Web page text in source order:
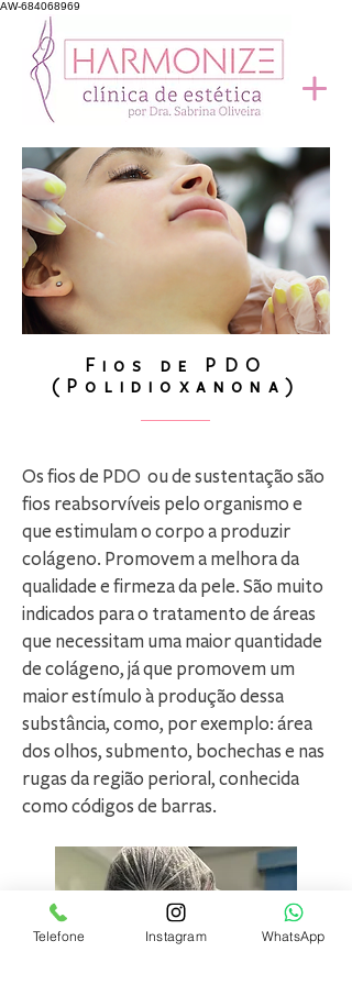
AW-684068969
Fios de PDO
(Polidioxanona)
Os fios de PDO ou de sustentação são
fios reabsorvíveis pelo organismo e
que estimulam o corpo a produzir
colágeno. Promovem a melhora da
qualidade e firmeza da pele. São muito
indicados para o tratamento de áreas
que necessitam uma maior quantidade
de colágeno, já que promovem um
maior estímulo à produção dessa
substância, como, por exemplo: área
dos olhos, submento, bochechas e nas
rugas da região perioral, conhecida
como códigos de barras.
Telefone Instagram WhatsApp